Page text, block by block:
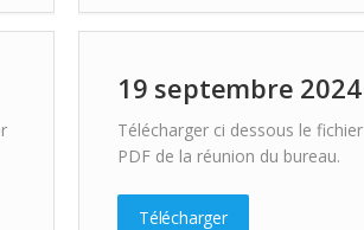
19 septembre 2024
Télécharger ci dessous le fichier
PDF de la réunion du bureau.
Télécharger